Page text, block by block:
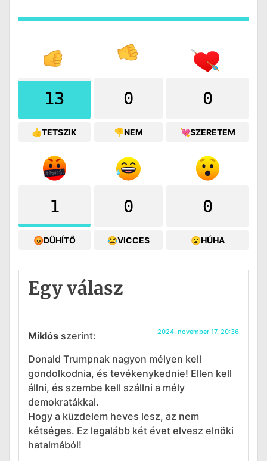
13
👍TETSZIK
0
👎NEM
0
💘SZERETEM
1
😡DÜHÍTŐ
0
😂VICCES
0
😮HÚHA
Egy válasz
Miklós szerint: 2024. november 17. 20:36
Donald Trumpnak nagyon mélyen kell
gondolkodnia, és tevékenykednie! Ellen kell
állni, és szembe kell szállni a mély
demokratákkal.
Hogy a küzdelem heves lesz, az nem
kétséges. Ez legalább két évet elvesz elnöki
hatalmából!